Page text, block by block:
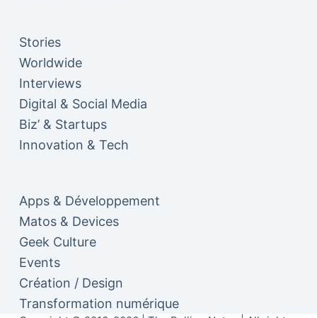
Stories
Worldwide
Interviews
Digital & Social Media
Biz’ & Startups
Innovation & Tech
Apps & Développement
Matos & Devices
Geek Culture
Events
Création / Design
Transformation numérique